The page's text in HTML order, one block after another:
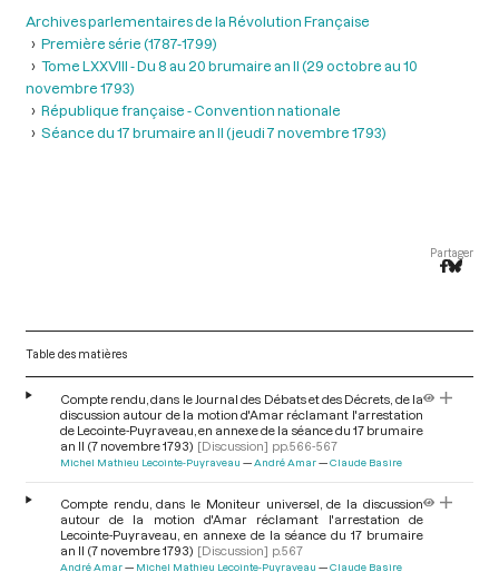
Archives parlementaires de la Révolution Française
Première série (1787-1799)
Tome LXXVIII - Du 8 au 20 brumaire an II (29 octobre au 10
novembre 1793)
République française - Convention nationale
Séance du 17 brumaire an II (jeudi 7 novembre 1793)
Partager
Table des matières
Compte rendu, dans le Journal des Débats et des Décrets, de la
discussion autour de la motion d'Amar réclamant l'arrestation
de Lecointe-Puyraveau, en annexe de la séance du 17 brumaire
an II (7 novembre 1793) [Discussion] pp.566-567
Michel Mathieu Lecointe-Puyraveau André Amar Claude Basire
Compte rendu, dans le Moniteur universel, de la discussion
autour de la motion d'Amar réclamant l'arrestation de
Lecointe-Puyraveau, en annexe de la séance du 17 brumaire
an II (7 novembre 1793) [Discussion] p.567
André Amar Michel Mathieu Lecointe-Puyraveau Claude Basire